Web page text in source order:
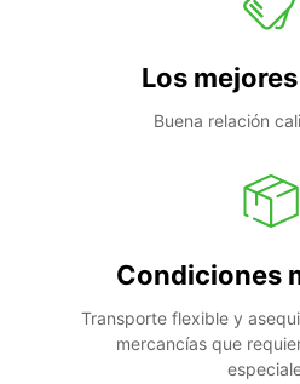
Los
Buena relación
Condiciones
Transporte flexible y
mercancías que